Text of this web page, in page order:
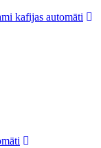
kafijas automāti